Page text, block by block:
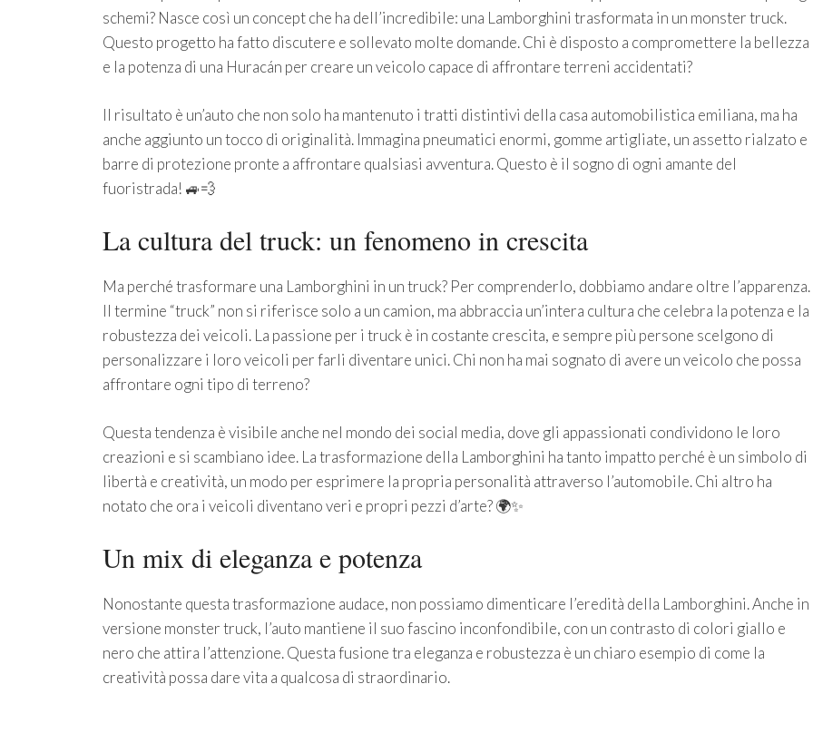
schemi? Nasce così un concept che ha dell’incredibile: una Lamborghini trasformata in un monster truck.
Questo progetto ha fatto discutere e sollevato molte domande. Chi è disposto a compromettere la bellezza
e la potenza di una Huracán per creare un veicolo capace di affrontare terreni accidentati?
Il risultato è un’auto che non solo ha mantenuto i tratti distintivi della casa automobilistica emiliana, ma ha
anche aggiunto un tocco di originalità. Immagina pneumatici enormi, gomme artigliate, un assetto rialzato e
barre di protezione pronte a affrontare qualsiasi avventura. Questo è il sogno di ogni amante del
fuoristrada! 🚙💨
La cultura del truck: un fenomeno in crescita
Ma perché trasformare una Lamborghini in un truck? Per comprenderlo, dobbiamo andare oltre l’apparenza.
Il termine “truck” non si riferisce solo a un camion, ma abbraccia un’intera cultura che celebra la potenza e la
robustezza dei veicoli. La passione per i truck è in costante crescita, e sempre più persone scelgono di
personalizzare i loro veicoli per farli diventare unici. Chi non ha mai sognato di avere un veicolo che possa
affrontare ogni tipo di terreno?
Questa tendenza è visibile anche nel mondo dei social media, dove gli appassionati condividono le loro
creazioni e si scambiano idee. La trasformazione della Lamborghini ha tanto impatto perché è un simbolo di
libertà e creatività, un modo per esprimere la propria personalità attraverso l’automobile. Chi altro ha
notato che ora i veicoli diventano veri e propri pezzi d’arte? 🌍✨
Un mix di eleganza e potenza
Nonostante questa trasformazione audace, non possiamo dimenticare l’eredità della Lamborghini. Anche in
versione monster truck, l’auto mantiene il suo fascino inconfondibile, con un contrasto di colori giallo e
nero che attira l’attenzione. Questa fusione tra eleganza e robustezza è un chiaro esempio di come la
creatività possa dare vita a qualcosa di straordinario.